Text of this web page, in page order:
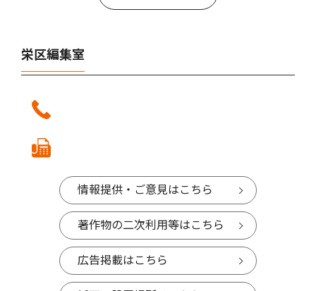
栄区編集室
情報提供・ご意見はこちら
著作物の二次利用等はこちら
広告掲載はこちら